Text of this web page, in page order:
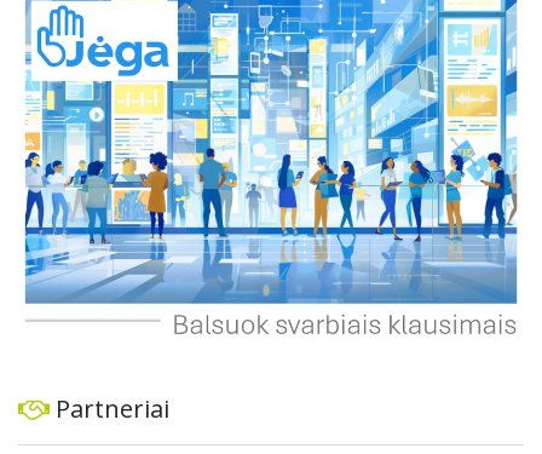
dviratininkams. Gyventojai ragina atlikti techninę,
ekonominę ir transporto analizę, organizuoti viešas
konsultacijas ir integruoti projektą į ilgalaikius miesto
planus, siekiant užtikrinti transporto sistemos patikimumą
ir prisitaikymą prie sparčiai augančio miesto poreikių.
Partneriai